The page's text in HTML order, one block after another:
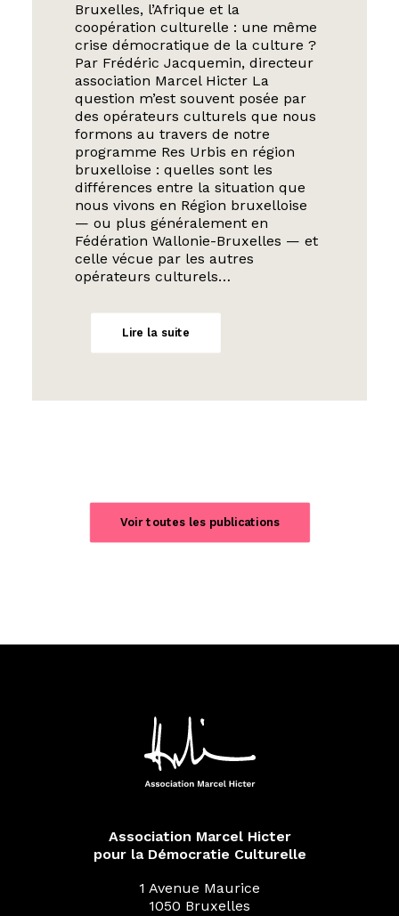
Bruxelles, l’Afrique et la
coopération culturelle : une même
crise démocratique de la culture ?
Par Frédéric Jacquemin, directeur
association Marcel Hicter La
question m’est souvent posée par
des opérateurs culturels que nous
formons au travers de notre
programme Res Urbis en région
bruxelloise : quelles sont les
différences entre la situation que
nous vivons en Région bruxelloise
— ou plus généralement en
Fédération Wallonie-Bruxelles — et
celle vécue par les autres
opérateurs culturels…
Lire la suite
Voir toutes les publications
Association Marcel Hicter
pour la Démocratie Culturelle
1 Avenue Maurice
1050 Bruxelles